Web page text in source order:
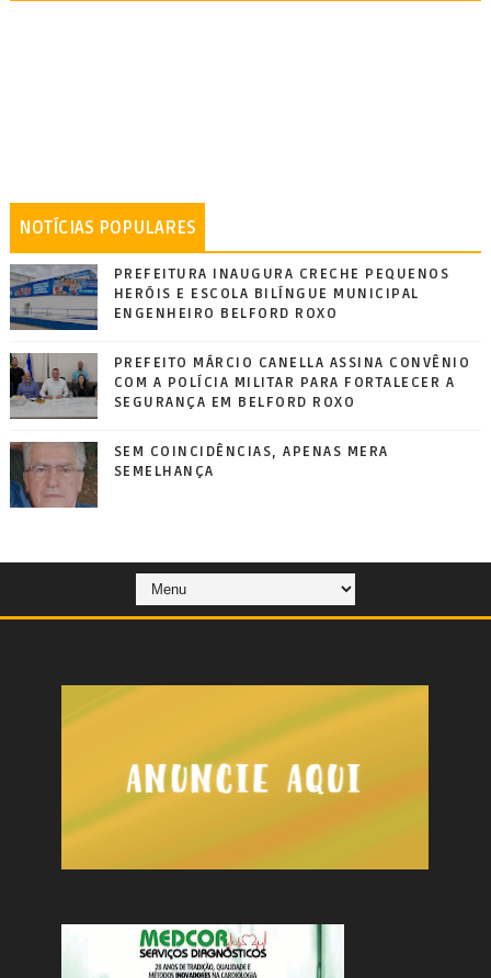
NOTÍCIAS POPULARES
PREFEITURA INAUGURA CRECHE PEQUENOS
HERÓIS E ESCOLA BILÍNGUE MUNICIPAL
ENGENHEIRO BELFORD ROXO
PREFEITO MÁRCIO CANELLA ASSINA CONVÊNIO
COM A POLÍCIA MILITAR PARA FORTALECER A
SEGURANÇA EM BELFORD ROXO
SEM COINCIDÊNCIAS, APENAS MERA
SEMELHANÇA